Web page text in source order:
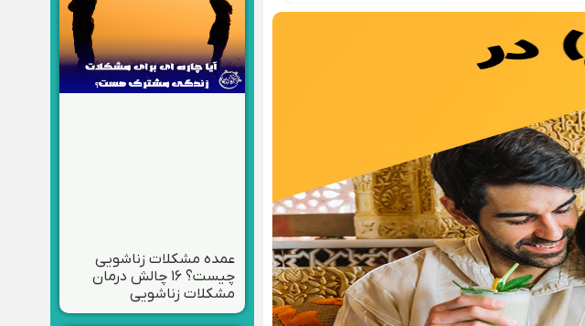
عمده مشکلات زناشویی
چیست؟ ۱۶ چالش درمان
مشکلات زناشویی